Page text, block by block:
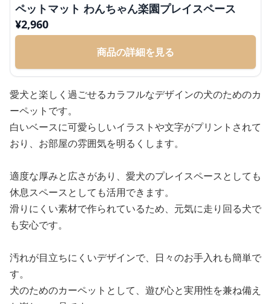
ペットマット わんちゃん楽園プレイスペース
¥2,960
商品の詳細を見る
愛犬と楽しく過ごせるカラフルなデザインの犬のためのカ
ーペットです。
白いベースに可愛らしいイラストや文字がプリントされて
おり、お部屋の雰囲気を明るくします。
適度な厚みと広さがあり、愛犬のプレイスペースとしても
休息スペースとしても活用できます。
滑りにくい素材で作られているため、元気に走り回る犬で
も安心です。
汚れが目立ちにくいデザインで、日々のお手入れも簡単で
す。
犬のためのカーペットとして、遊び心と実用性を兼ね備え